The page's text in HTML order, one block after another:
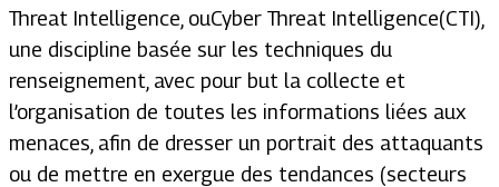
Threat Intelligence , ouCyber Threat Intelligence(CTI)
une discipline basée sur les techniques du
renseignement, avec pour but la collecte et
l’organisation de toutes les informations liées aux
menaces, afin de dresser un portrait des attaquants
ou de mettre en exergue des tendances (secteurs